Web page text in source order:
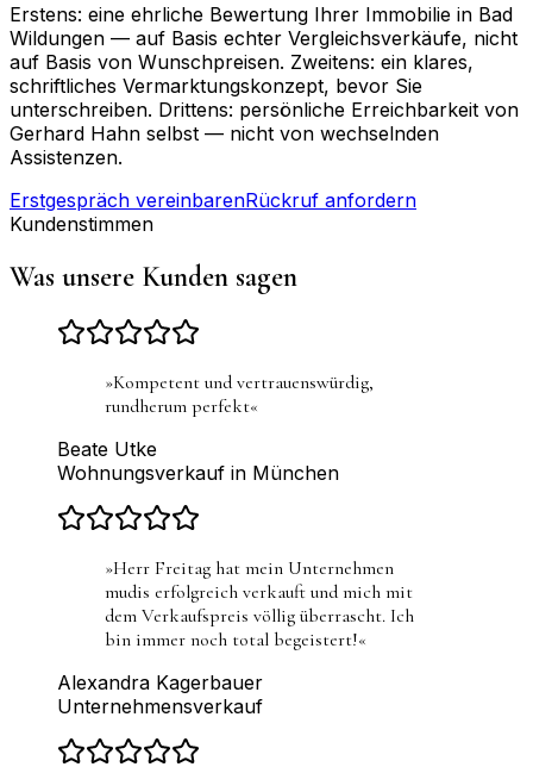
Erstens: eine ehrliche Bewertung Ihrer Immobilie in Bad
Wildungen — auf Basis echter Vergleichsverkäufe, nicht
auf Basis von Wunschpreisen. Zweitens: ein klares,
schriftliches Vermarktungskonzept, bevor Sie
unterschreiben. Drittens: persönliche Erreichbarkeit von
Gerhard Hahn selbst — nicht von wechselnden
Assistenzen.
Erstgespräch vereinbarenRückruf anfordern
Kundenstimmen
Was unsere Kunden sagen
»Kompetent und vertrauenswürdig,
rundherum perfekt«
Beate Utke
Wohnungsverkauf in München
»Herr Freitag hat mein Unternehmen
mudis erfolgreich verkauft und mich mit
dem Verkaufspreis völlig überrascht. Ich
bin immer noch total begeistert!«
Alexandra Kagerbauer
Unternehmensverkauf